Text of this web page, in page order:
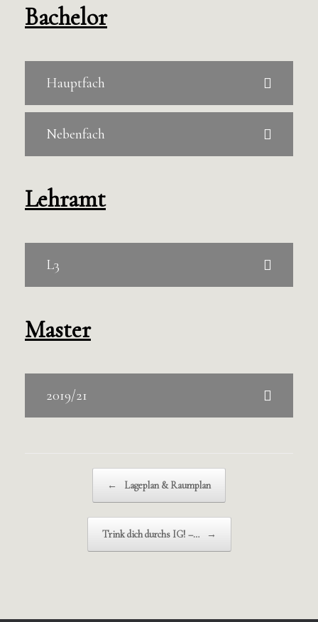
Bachelor
Hauptfach
Nebenfach
Lehramt
L3
Master
2019/21
← Lageplan & Raumplan
Trink dich durchs IG! –… →